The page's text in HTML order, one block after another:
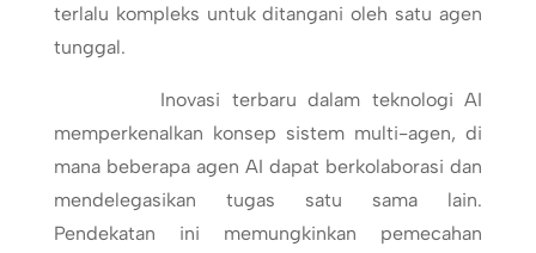
terlalu kompleks untuk ditangani oleh satu agen
tunggal.
Inovasi terbaru dalam teknologi AI
memperkenalkan konsep sistem multi-agen, di
mana beberapa agen AI dapat berkolaborasi dan
mendelegasikan tugas satu sama lain.
Pendekatan ini memungkinkan pemecahan